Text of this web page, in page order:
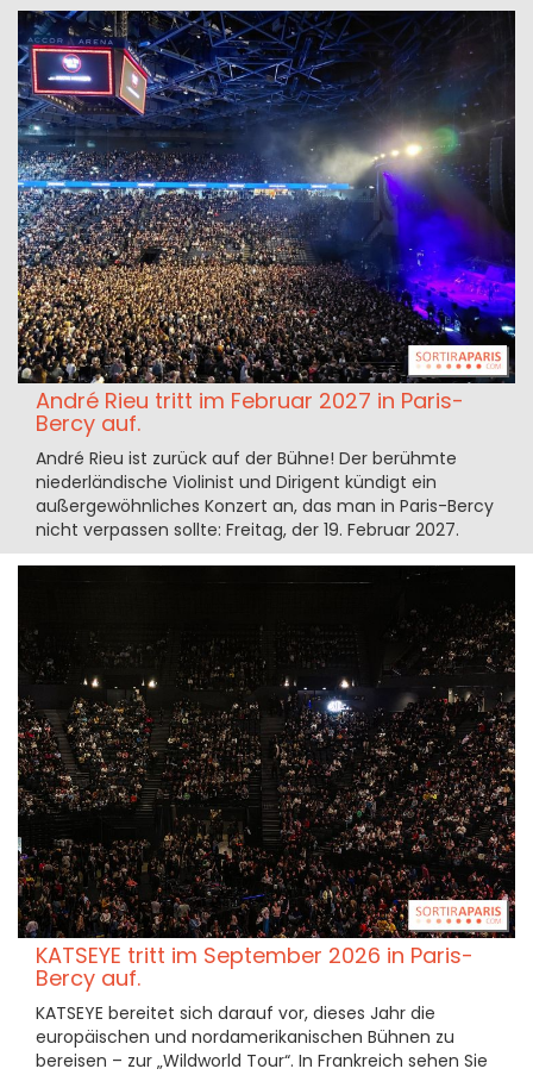
André Rieu tritt im Februar 2027 in Paris-
Bercy auf.
André Rieu ist zurück auf der Bühne! Der berühmte
niederländische Violinist und Dirigent kündigt ein
außergewöhnliches Konzert an, das man in Paris-Bercy
nicht verpassen sollte: Freitag, der 19. Februar 2027.
KATSEYE tritt im September 2026 in Paris-
Bercy auf.
KATSEYE bereitet sich darauf vor, dieses Jahr die
europäischen und nordamerikanischen Bühnen zu
bereisen – zur „Wildworld Tour“. In Frankreich sehen Sie